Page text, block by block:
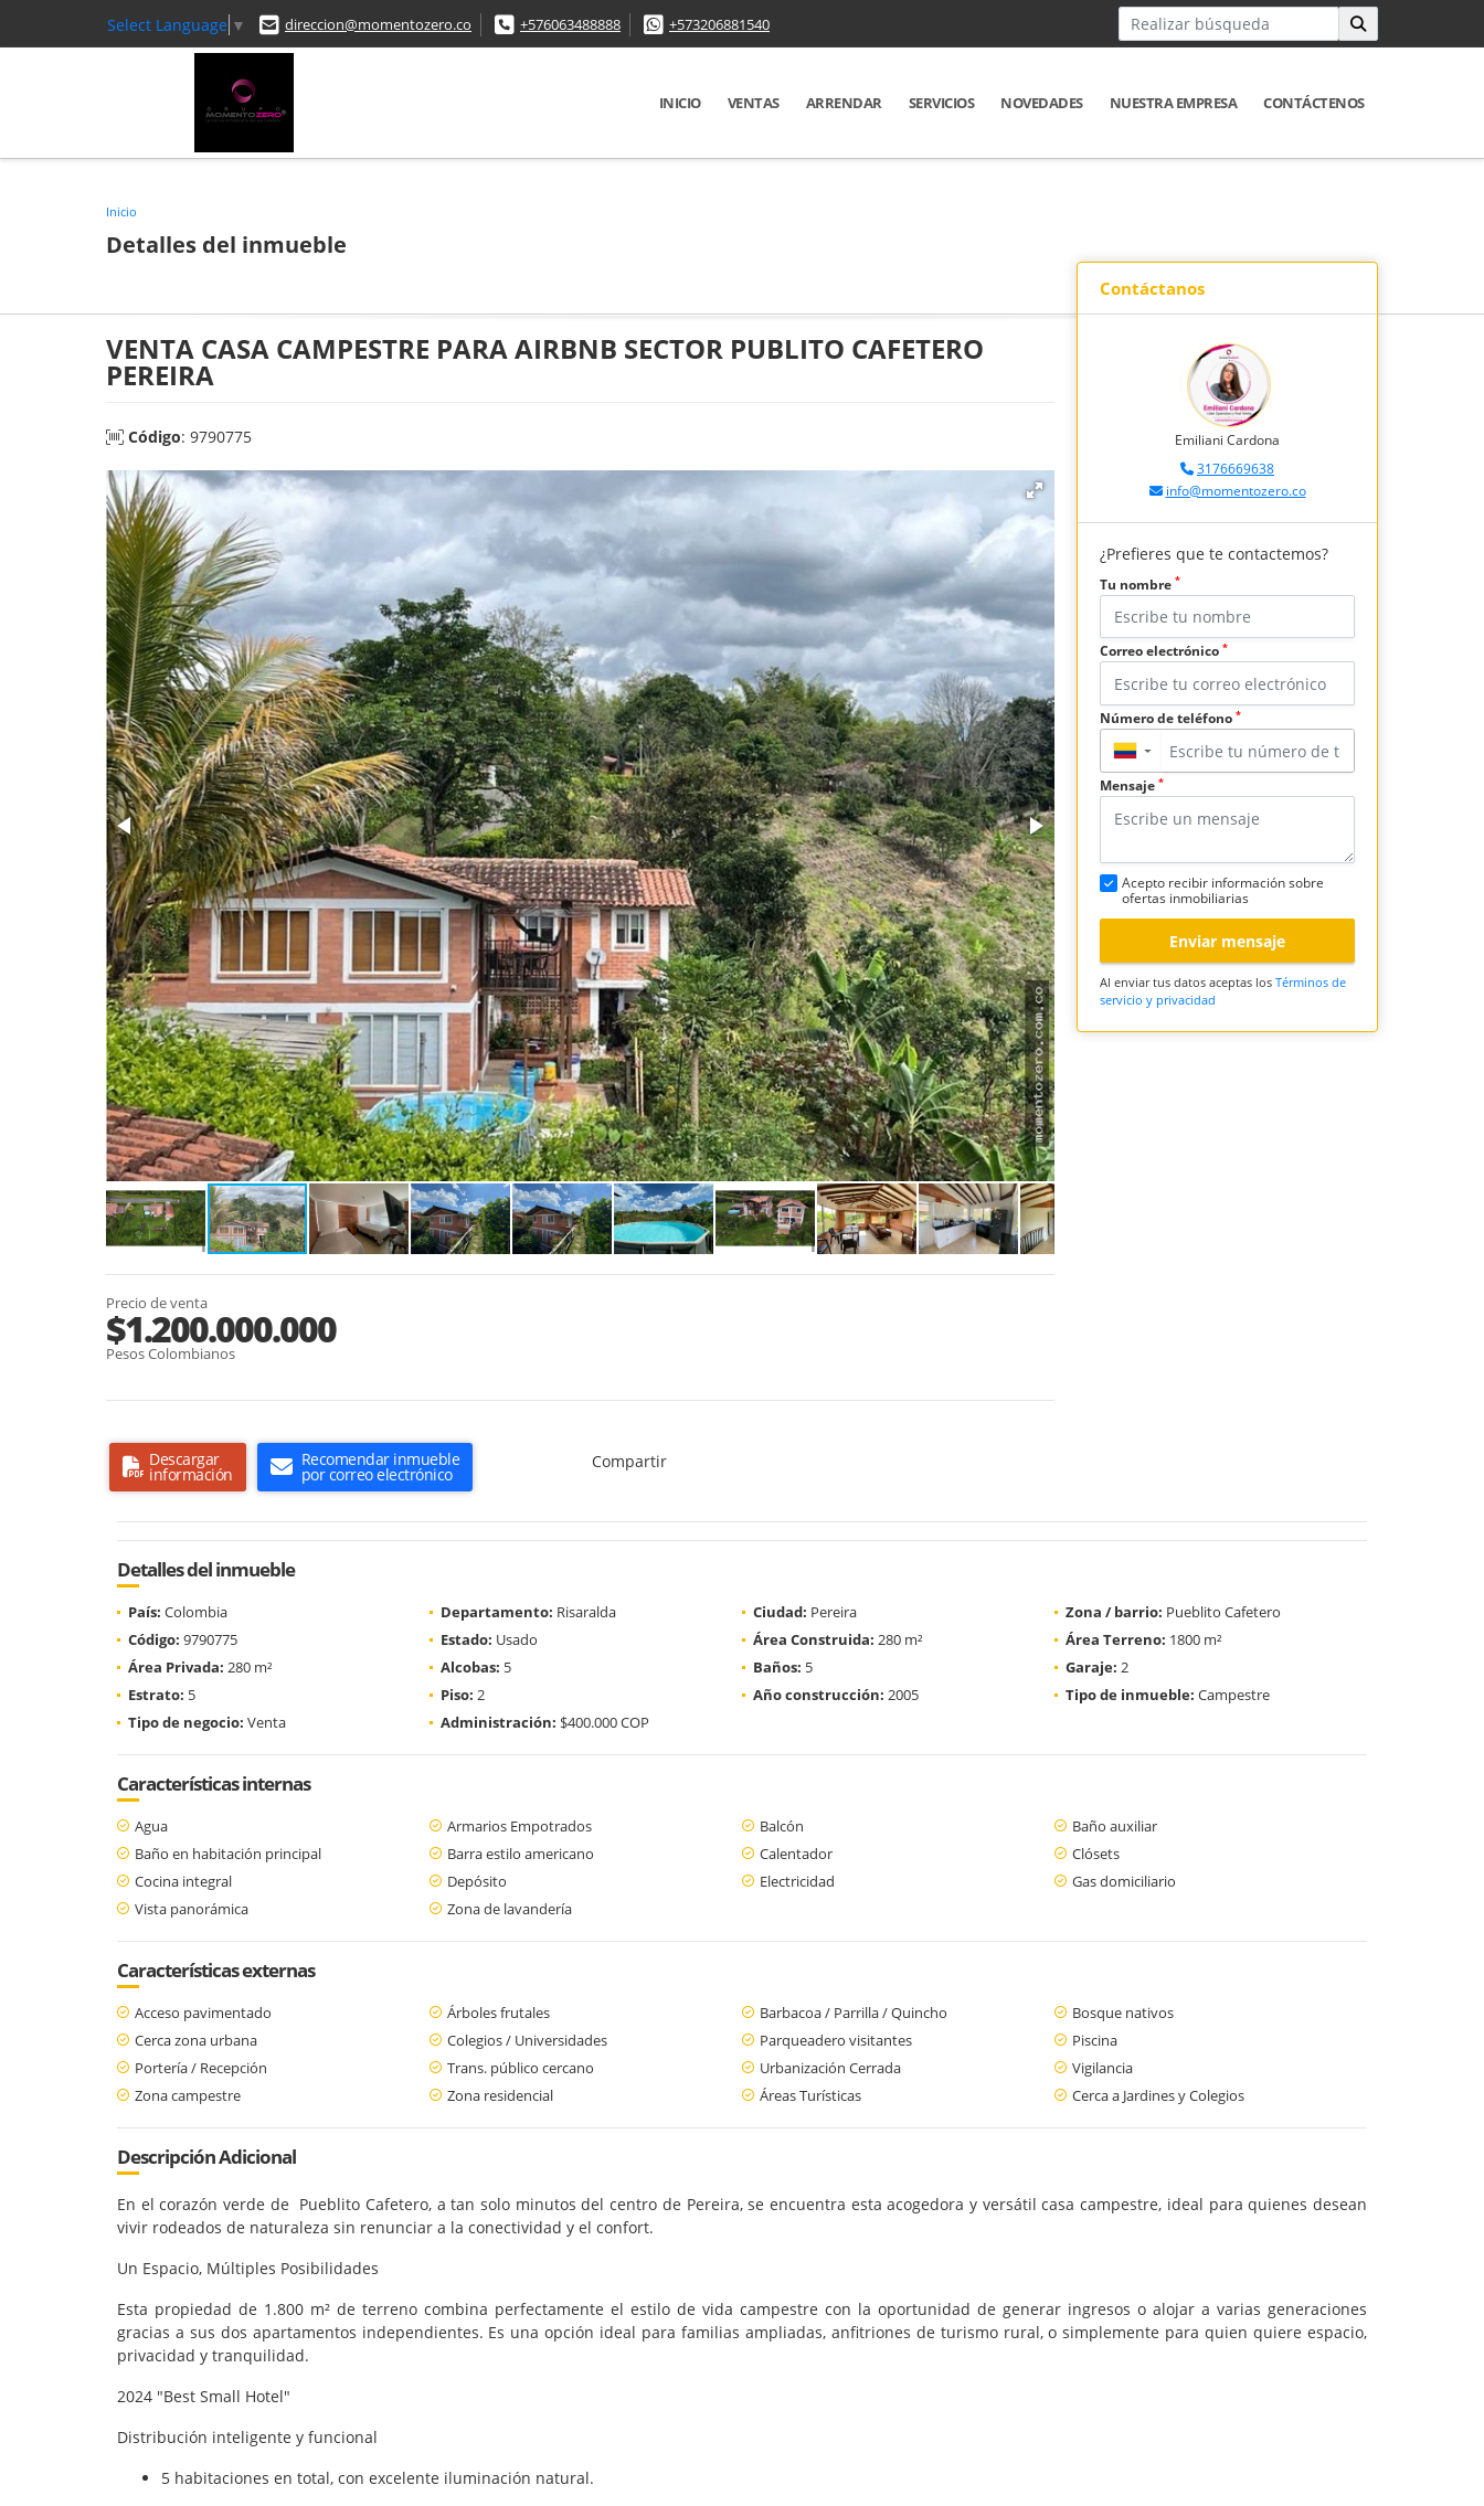
Select Language ▼ direccion@momentozero.co +576063488888 +573206881540
INICIO VENTAS ARRENDAR SERVICIOS NOVEDADES NUESTRA EMPRESA CONTÁCTENOS
Inicio
Detalles del inmueble
VENTA CASA CAMPESTRE PARA AIRBNB SECTOR PUBLITO CAFETERO
PEREIRA
Código: 9790775
Precio de venta
$1.200.000.000
Pesos Colombianos
Descargar
información
Recomendar inmueble
por correo electrónico
Compartir
Contáctanos
Emiliani Cardona
3176669638
info@momentozero.co
¿Prefieres que te contactemos?
Tu nombre *
Correo electrónico *
Número de teléfono *
▼
Mensaje *
Acepto recibir información sobre
ofertas inmobiliarias
Enviar mensaje
Al enviar tus datos aceptas los Términos de
servicio y privacidad
Detalles del inmueble
País: Colombia Departamento: Risaralda Ciudad: Pereira Zona / barrio: Pueblito Cafetero
Código: 9790775 Estado: Usado Área Construida: 280 m² Área Terreno: 1800 m²
Área Privada: 280 m² Alcobas: 5 Baños: 5 Garaje: 2
Estrato: 5 Piso: 2 Año construcción: 2005 Tipo de inmueble: Campestre
Tipo de negocio: Venta Administración: $400.000 COP
Características internas
Agua Armarios Empotrados Balcón
Baño auxiliar
Baño en habitación principal
Barra estilo americano Calentador
Clósets
Cocina integral
Depósito Electricidad
Gas domiciliario
Vista panorámica
Zona de lavandería
Características externas
Acceso pavimentado Árboles frutales Barbacoa / Parrilla / Quincho
Bosque nativos
Cerca zona urbana
Colegios / Universidades Parqueadero visitantes
Piscina
Portería / Recepción
Trans. público cercano Urbanización Cerrada
Vigilancia
Zona campestre
Zona residencial Áreas Turísticas Cerca a Jardines y Colegios
Descripción Adicional
En el corazón verde de Pueblito Cafetero, a tan solo minutos del centro de Pereira, se encuentra esta acogedora y versátil casa campestre, ideal para quienes desean
vivir rodeados de naturaleza sin renunciar a la conectividad y el confort.
Un Espacio, Múltiples Posibilidades
Esta propiedad de 1.800 m² de terreno combina perfectamente el estilo de vida campestre con la oportunidad de generar ingresos o alojar a varias generaciones
gracias a sus dos apartamentos independientes. Es una opción ideal para familias ampliadas, anfitriones de turismo rural, o simplemente para quien quiere espacio,
privacidad y tranquilidad.
2024 "Best Small Hotel"
Distribución inteligente y funcional
5 habitaciones en total, con excelente iluminación natural.